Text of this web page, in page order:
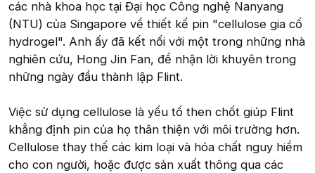
các nhà khoa học tại Đại học Công nghệ Nanyang
(NTU) của Singapore về thiết kế pin "cellulose gia cố
hydrogel". Anh ấy đã kết nối với một trong những nhà
nghiên cứu, Hong Jin Fan, để nhận lời khuyên trong
những ngày đầu thành lập Flint.
Việc sử dụng cellulose là yếu tố then chốt giúp Flint
khẳng định pin của họ thân thiện với môi trường hơn.
Cellulose thay thế các kim loại và hóa chất nguy hiểm
cho con người, hoặc được sản xuất thông qua các